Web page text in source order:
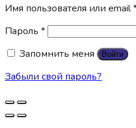
Имя пользователя или email
Пароль *
Запомнить меня
Войти
Забыли свой пароль?